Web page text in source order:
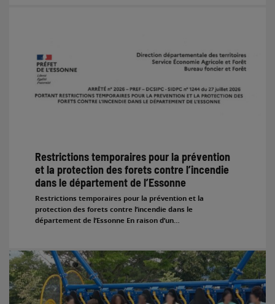
Restrictions temporaires pour la prévention
et la protection des forets contre l’incendie
dans le département de l’Essonne
Restrictions temporaires pour la prévention et la
protection des forets contre l’incendie dans le
département de l’Essonne En raison d’un…